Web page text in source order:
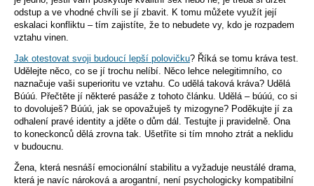
odstup a ve vhodné chvíli se jí zbavit. K tomu můžete využít její
eskalaci konfliktu – tím zajistíte, že to nebudete vy, kdo je rozpadem
vztahu vinen.
Jak otestovat svoji budoucí lepší polovičku? Říká se tomu kráva test.
Udělejte něco, co se jí trochu nelíbí. Něco lehce nelegitimního, co
naznačuje vaši superioritu ve vztahu. Co udělá taková kráva? Udělá
Búúú. Přečtěte jí některé pasáže z tohoto článku. Udělá – búúú, co si
to dovoluješ? Búúú, jak se opovažuješ ty mizogyne? Poděkujte jí za
odhalení pravé identity a jděte o dům dál. Testujte ji pravidelně. Ona
to koneckonců dělá zrovna tak. Ušetříte si tím mnoho ztrát a neklidu
v budoucnu.
Žena, která nesnáší emocionální stabilitu a vyžaduje neustálé drama,
která je navíc nároková a arogantní, není psychologicky kompatibilní